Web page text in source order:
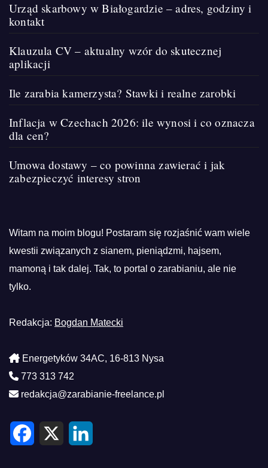
Urząd skarbowy w Białogardzie – adres, godziny i
kontakt
Klauzula CV – aktualny wzór do skutecznej
aplikacji
Ile zarabia kamerzysta? Stawki i realne zarobki
Inflacja w Czechach 2026: ile wynosi i co oznacza
dla cen?
Umowa dostawy – co powinna zawierać i jak
zabezpieczyć interesy stron
Witam na moim blogu! Postaram się rozjaśnić wam wiele
kwestii związanych z sianem, pieniądzmi, hajsem,
mamoną i tak dalej. Tak, to portal o zarabianiu, ale nie
tylko.
Redakcja: Bogdan Matecki
Energetyków 34AC, 16-813 Nysa
773 313 742
redakcja@zarabianie-freelance.pl
F
X